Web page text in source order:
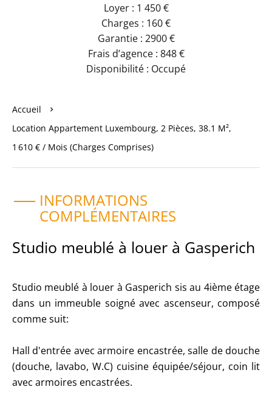
Loyer : 1 450 €
Charges : 160 €
Garantie : 2900 €
Frais d’agence : 848 €
Disponibilité : Occupé
Accueil
Location Appartement Luxembourg, 2 Pièces, 38.1 M²,
1 610 € / Mois (Charges Comprises)
INFORMATIONS
COMPLÉMENTAIRES
Studio meublé à louer à Gasperich
Studio meublé à louer à Gasperich sis au 4ième étage
dans un immeuble soigné avec ascenseur, composé
comme suit:
Hall d'entrée avec armoire encastrée, salle de douche
(douche, lavabo, W.C) cuisine équipée/séjour, coin lit
avec armoires encastrées.